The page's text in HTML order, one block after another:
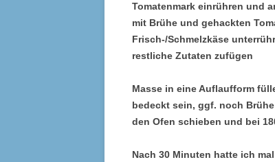
Tomatenmark einrühren und
mit Brühe und gehackten
Frisch-/Schmelzkäse
restliche Zutaten zufügen
Masse in eine Auflaufform
bedeckt sein, ggf. noch
den Ofen schieben und bei
Nach 30 Minuten hatte ich